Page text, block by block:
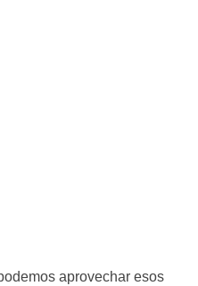
aprovechar esos